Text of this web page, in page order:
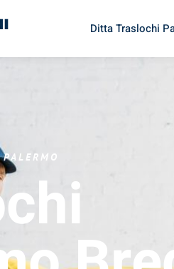
Ditta Traslochi